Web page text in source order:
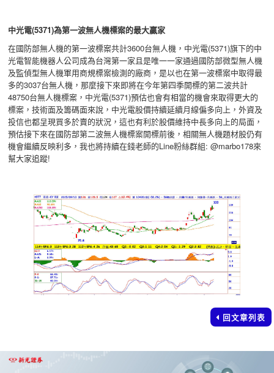
中光電(5371)為第一波無人機標案的最大贏家
在國防部無人機的第一波標案共計3600台無人機，中光電(5371)旗下的中
光電智能機器人公司成為台灣第一家且是唯一一家通過國防部微型無人機
及監偵型無人機軍用商規標案檢測的廠商，是以也在第一波標案中取得最
多的3037台無人機，那麼接下來即將在今年第四季開標的第二波共計
48750台無人機標案，中光電(5371)預估也會有相當的機會來取得更大的
標案，技術面及籌碼面來說，中光電股價持續延續月線偏多向上，外資及
投信也都呈現買多於賣的狀況，這也有利於股價維持中長多向上的局面，
預估接下來在國防部第二波無人機標案開標前後，相關無人機題材股仍有
機會繼續反映利多，我也將持續在錢老師的Line粉絲群組: @marbo178來
幫大家追蹤!
回文章列表